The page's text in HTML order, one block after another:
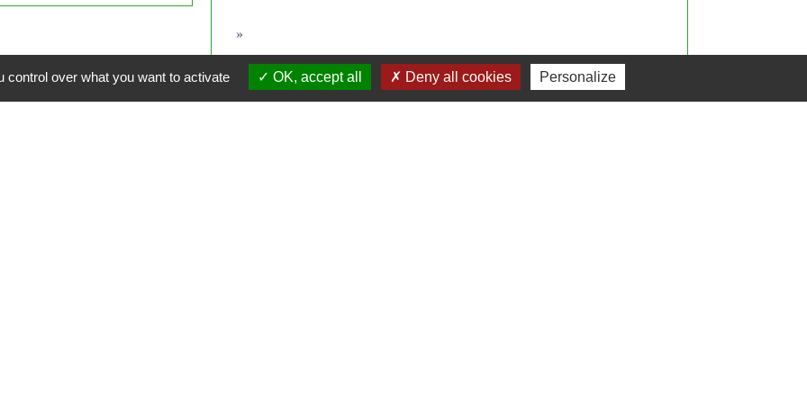
over what you want to activate OK, accept all Deny all cookies Personalize